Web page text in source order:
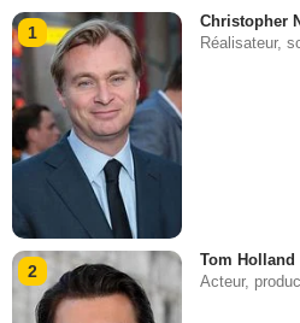
1
Christopher
Réalisateur,
2
Tom Holland
Acteur,